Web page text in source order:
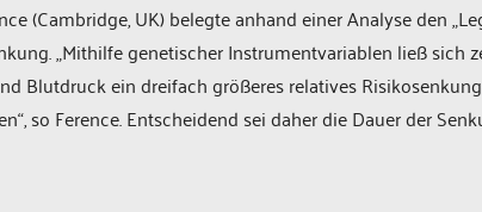
(Cambridge, UK) belegte anhand einer Analyse den
„Mithilfe genetischer Instrumentvariablen ließ sich
Blutdruck ein dreifach größeres relatives
so Ference. Entscheidend sei daher die Dauer der